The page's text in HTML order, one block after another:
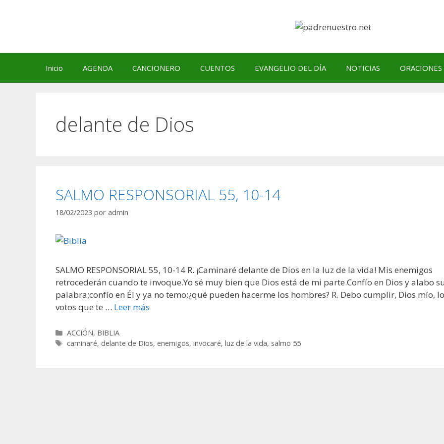
Inicio AGENDA CANCIONERO CUENTOS EVANGELIO DEL DÍA NOTICIAS ORACIONES
delante de Dios
SALMO RESPONSORIAL 55, 10-14
18/02/2023 por admin
SALMO RESPONSORIAL 55, 10-14 R. ¡Caminaré delante de Dios en la luz de la vida! Mis enemigos
retrocederán cuando te invoque.Yo sé muy bien que Dios está de mi parte.Confío en Dios y alabo
palabra;confío en Él y ya no temo:¿qué pueden hacerme los hombres? R. Debo cumplir, Dios mío,
votos que te … Leer más
Categorías
ACCIÓN, BIBLIA
Etiquetas
caminaré,delante de Dios,enemigos,invocaré,luz de la vida, salmo 55